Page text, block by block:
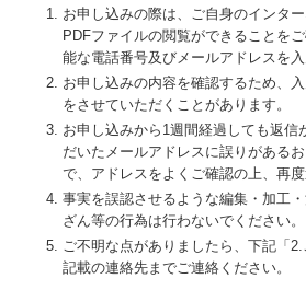
お申し込みの際は、ご自身のインタ
PDFファイルの閲覧ができることを
能な電話番号及びメールアドレスを入
お申し込みの内容を確認するため、
をさせていただくことがあります。
お申し込みから1週間経過しても返信
だいたメールアドレスに誤りがある
で、アドレスをよくご確認の上、再度
事実を誤認させるような編集・加工
ざん等の行為は行わないでください。
ご不明な点がありましたら、下記「
記載の連絡先までご連絡ください。